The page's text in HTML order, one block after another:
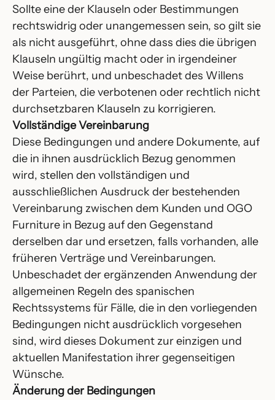
Sollte eine der Klauseln oder Bestimmungen
rechtswidrig oder unangemessen sein, so gilt sie
als nicht ausgeführt, ohne dass dies die übrigen
Klauseln ungültig macht oder in irgendeiner
Weise berührt, und unbeschadet des Willens
der Parteien, die verbotenen oder rechtlich nicht
durchsetzbaren Klauseln zu korrigieren.
Vollständige Vereinbarung
Diese Bedingungen und andere Dokumente, auf
die in ihnen ausdrücklich Bezug genommen
wird, stellen den vollständigen und
ausschließlichen Ausdruck der bestehenden
Vereinbarung zwischen dem Kunden und OGO
Furniture in Bezug auf den Gegenstand
derselben dar und ersetzen, falls vorhanden, alle
früheren Verträge und Vereinbarungen.
Unbeschadet der ergänzenden Anwendung der
allgemeinen Regeln des spanischen
Rechtssystems für Fälle, die in den vorliegenden
Bedingungen nicht ausdrücklich vorgesehen
sind, wird dieses Dokument zur einzigen und
aktuellen Manifestation ihrer gegenseitigen
Wünsche.
Änderung der Bedingungen